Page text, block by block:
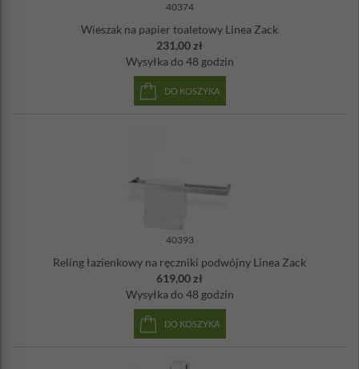
40374
Wieszak na papier toaletowy Linea Zack
231,00 zł
Wysyłka do 48 godzin
DO KOSZYKA
40393
Reling łazienkowy na ręczniki podwójny Linea Zack
619,00 zł
Wysyłka do 48 godzin
DO KOSZYKA